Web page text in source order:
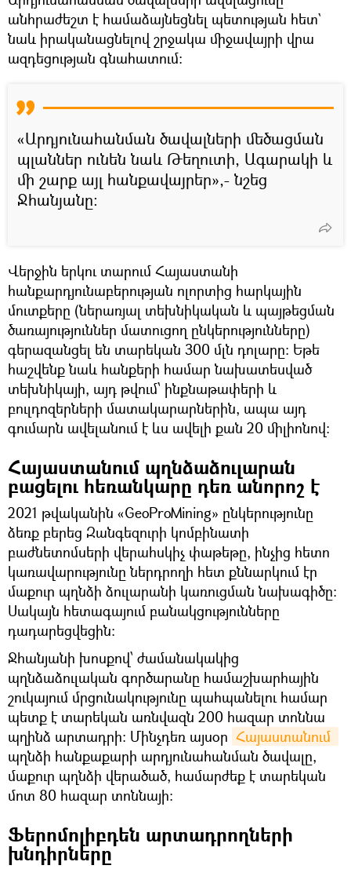
անհրաժեշտ է համաձայնեցնել պետության հետ`
նաև իրականացնելով շրջակա միջավայրի վրա
ազդեցության գնահատում։
«Արդյունահանման ծավալների մեծացման
պլաններ ունեն նաև Թեղուտի, Ագարակի և
մի շարք այլ հանքավայրեր»,- նշեց
Ջհանյանը։
Վերջին երկու տարում Հայաստանի
հանքարդյունաբերության ոլորտից հարկային
մուտքերը (ներառյալ տեխնիկական և պայթեցման
ծառայություններ մատուցող ընկերությունները)
գերազանցել են տարեկան 300 մլն դոլարը։ Եթե
հաշվենք նաև հանքերի համար նախատեսված
տեխնիկայի, այդ թվում՝ ինքնաթափերի և
բուլդոզերների մատակարարներին, ապա այդ
գումարն ավելանում է ևս ավելի քան 20 միլիոնով։
Հայաստանում պղնձաձուլարան
բացելու հեռանկարը դեռ անորոշ է
2021 թվականին «GeoProMining» ընկերությունը
ձեռք բերեց Զանգեզուրի կոմբինատի
բաժնետոմսերի վերահսկիչ փաթեթը, ինչից հետո
կառավարությունը ներդրողի հետ քննարկում էր
մաքուր պղնձի ձուլարանի կառուցման նախագիծը։
Սակայն հետագայում բանակցությունները
դադարեցվեցին։
Ջհանյանի խոսքով՝ ժամանակակից
պղնձաձուլական գործարանը համաշխարհային
շուկայում մրցունակությունը պահպանելու համար
պետք է տարեկան առնվազն 200 հազար տոննա
պղինձ արտադրի։ Մինչդեռ այսօր
պղնձի հանքաքարի արդյունահանման ծավալը,
մաքուր պղնձի վերածած, համարժեք է տարեկան
մոտ 80 հազար տոննայի։
Ֆերոմոլիբդեն արտադրողների
խնդիրները